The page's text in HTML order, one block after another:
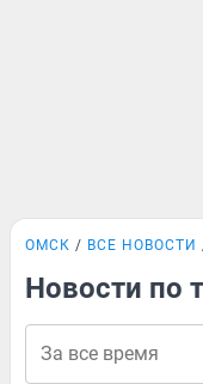
ОМСК ВСЕ НОВОСТИ
Новости по